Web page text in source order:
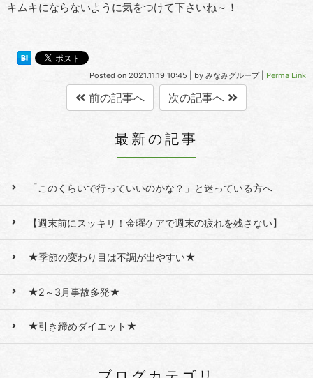
キムキにならないように気をつけて下さいね～！
Posted on 2021.11.19 10:45 by みなみグループ| Perma Link
前の記事へ 次の記事へ
最新の記事
「このくらいで行っていいのかな？」と迷っている方へ
【週末前にスッキリ！金曜ケアで週末の疲れを残さない】
★季節の変わり目は不調が出やすい★
★2～3月事故多発★
★引き締めダイエット★